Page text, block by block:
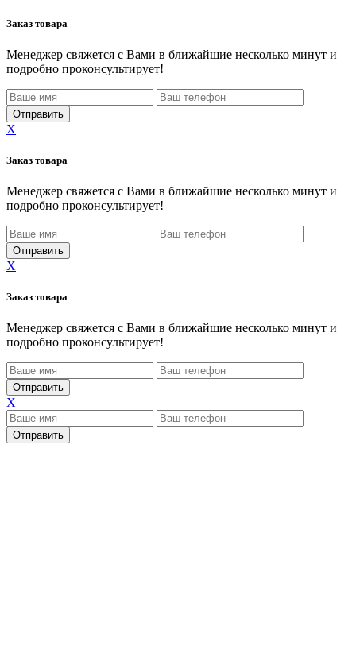
Заказ товара
Менеджер свяжется с Вами в ближайшие несколько минут и
подробно проконсультирует!
X
Заказ товара
Менеджер свяжется с Вами в ближайшие несколько минут и
подробно проконсультирует!
X
Заказ товара
Менеджер свяжется с Вами в ближайшие несколько минут и
подробно проконсультирует!
X